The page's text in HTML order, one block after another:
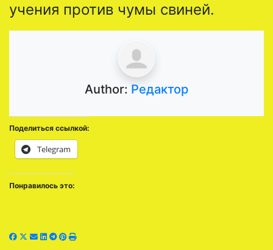
учения против чумы свиней.
Author: Редактор
Поделиться ссылкой:
Telegram
Понравилось это: